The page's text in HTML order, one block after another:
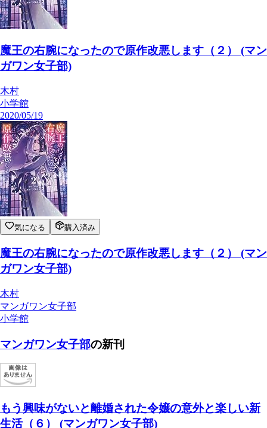
魔王の右腕になったので原作改悪します（２） (マン
ガワン女子部)
木村
小学館
2020/05/19
気になる 購入済み
魔王の右腕になったので原作改悪します（２） (マン
ガワン女子部)
木村
マンガワン女子部
小学館
マンガワン女子部の新刊
もう興味がないと離婚された令嬢の意外と楽しい新
生活（６） (マンガワン女子部)